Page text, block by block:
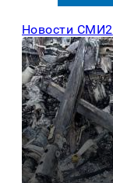
Новости СМИ2